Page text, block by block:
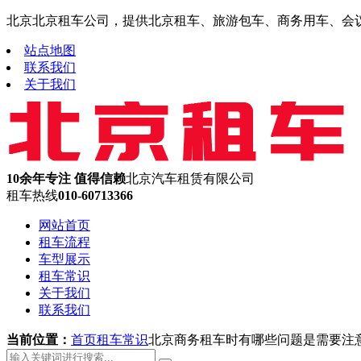
北京北京租车公司，提供北京租车、旅游包车、商务用车、
站点地图
联系我们
关于我们
10余年专注 值得信赖北京汽车租赁有限公司
租车热线010-60713366
网站首页
租车流程
车型展示
租车常识
关于我们
联系我们
当前位置： 首页租车常识北京商务租车时有哪些问题是需要注